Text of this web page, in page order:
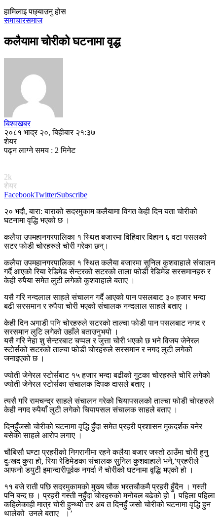
हामिलाइ पछ्याउनु होस
समाचारसमाज
कलैयामा चोरीको घटनामा वृद्ध
बिश्वखबर
२०८१ भाद्र २०, बिहीबार २१:३७
शेयर
पढ्न लाग्ने समय : 2 मिनेट
2k
शेयर
FacebookTwitterSubscribe
२० भदौ, बारा: बाराको सदरमुकाम कलैयामा विगत केही दिन यता चोरीको
घटनामा वृद्धि भएको छ ।
कलैया उपमहानगरपालिका १ स्थित बजारमा विहिवार विहान ६ वटा पसलको
सटर फोडी चोरहरुले चोरी गरेका छन्।
कलैया उपमहानगरपालिका १ स्थित कलैया बजारमा सुनिल कुशवाहाले संचालन
गर्दै आएको रिया रेडिमेड सेन्टरको सटरको ताला फोडी रेडिमेड सरसमानहरु र
केही रुपैया समेत लुटी लगेको कुशवाहाले बताए ।
यसै गरि नन्दलाल साहले संचालन गर्दै आएको पान पसलबाट ३० हजार भन्दा
बढी सरसमान र रुपैया चोरी भएको संचालक नन्दलाल साहले बताए ।
केही दिन अगाडी पनि चोरहरुले सटरको ताल्चा फोडी पान पसलबाट नगद र
सरसमान लुटि लगेको उहाँले बताउनुभयो ।
यसै गरि नेहा शु सेन्टरबाट चप्पल र जुत्ता चोरी भएको छ भने विजय जेनेरल
स्टोर्सको सटरको ताल्चा फोडी चोरहरुले सरसमान र नगद लुटी लगेको
जनाइएको छ ।
ज्योती जेनेरल स्टोर्सबाट १५ हजार भन्दा बढीको गुटका चोरहरुले चोरि लगेको
ज्योती जेनेरल स्टोर्सका संचालक दिपक दासले बताए ।
त्यसै गरि रामचन्द्र साहले संचालन गरेको चियापसलको ताल्चा फोडी चोरहरुले
केही नगद रुपैयाँ लुटी लगेको चियापसल संचालक साहले बताए ।
दिनहुँजसो चोरीको घटनामा वृद्धि हुँदा समेत प्रहरी प्रशासन मुकदर्शक बनेर
बसेको साहले आरोप लगाए ।
चौबिसौ घण्टा प्रहरीको निगरानीमा रहने कलैया बजार जस्तो ठाउँमा चोरी हुनु
दुःखद कुरा हो, रिया रेडिमेडका संचालक सुनिल कुशवाहाले भने,‘प्रहरीले
आफनो डयुटी इमान्दारीपूर्वक नगर्दा नै चोरीको घटनामा वृद्धि भएको हो ।
११ बजे राती पछि सदरमुकामको मुख्य चौक भरतचौकमै प्रहरी हुँदैन । गस्ती
पनि बन्द छ । प्रहरी गस्ती नहुँदा चोरहरुको मनोबल बढेको हो । पहिला पहिला
कहिलेकाही मात्र चोरी हुन्थ्यो तर अब त दिनहुँ जसो चोरीको घटनामा वृद्धि हुन
थालेको उनले बताए ।’